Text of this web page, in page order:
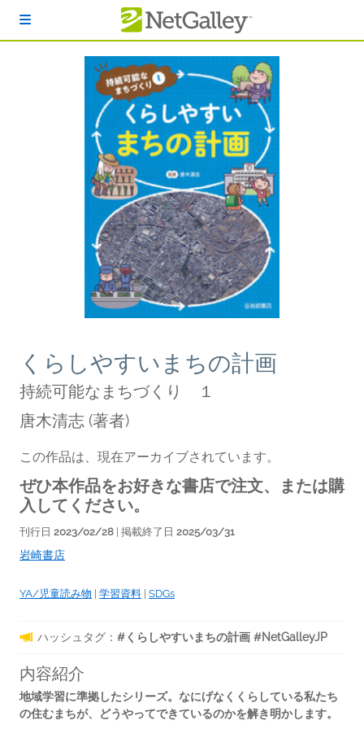
くらしやすいまちの計画
持続可能なまちづくり １
唐木清志 (著者)
この作品は、現在アーカイブされています。
ぜひ本作品をお好きな書店で注文、または購
入してください。
刊行日 2023/02/28 | 掲載終了日 2025/03/31
岩崎書店
YA/児童読み物 学習資料 SDGs
ハッシュタグ： #くらしやすいまちの計画 #NetGalleyJP
内容紹介
地域学習に準拠したシリーズ。なにげなくくらしている私たち
の住むまちが、どうやってできているのかを解き明かします。